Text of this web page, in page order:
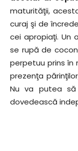
maturităţii,
curaj şi de
cei apropiaţi. Un
se rupă de
perpetuu prins în
prezenţa
Nu va putea
dovedească